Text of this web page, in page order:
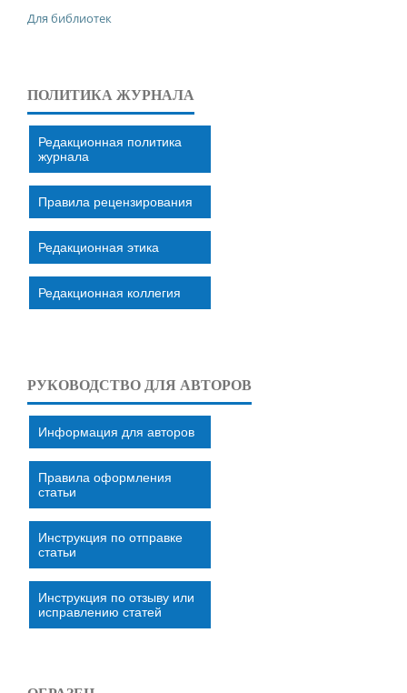
Для библиотек
ПОЛИТИКА ЖУРНАЛА
Редакционная политика
журнала
Правила рецензирования
Редакционная этика
Редакционная коллегия
РУКОВОДСТВО ДЛЯ АВТОРОВ
Информация для авторов
Правила оформления
статьи
Инструкция по отправке
статьи
Инструкция по отзыву или
исправлению статей